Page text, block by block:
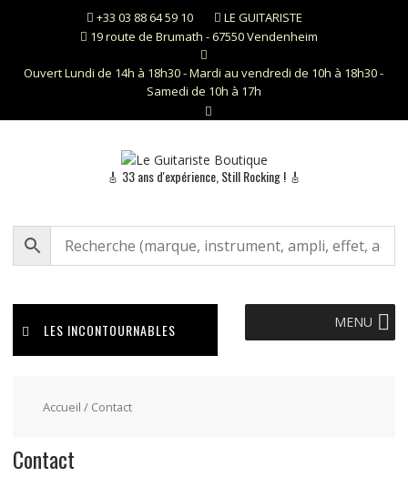
+33 03 88 64 59 10
LE GUITARISTE
19 route de Brumath - 67550 Vendenheim
Ouvert Lundi de 14h à 18h30 - Mardi au vendredi de 10h à 18h30 -
Samedi de 10h à 17h
🎸 33 ans d'expérience, Still Rocking ! 🎸
LES INCONTOURNABLES MENU
Accueil / Contact
Contact